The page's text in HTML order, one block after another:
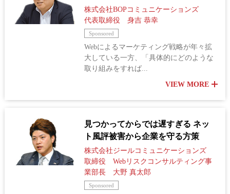
株式会社BOPコミュニケーションズ
代表取締役 身吉 恭幸
Sponsored
Webによるマーケティング戦略が年々拡
大している一方、「具体的にどのような
取り組みをすれば...
VIEW MORE
見つかってからでは遅すぎる ネッ
ト風評被害から企業を守る方策
株式会社ジールコミュニケーションズ
取締役 Webリスクコンサルティング事
業部長 大野 真太郎
Sponsored